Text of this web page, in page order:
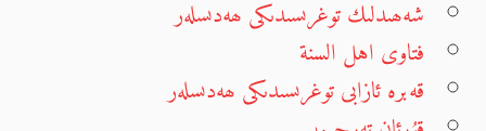
شەھىدلىك توغرىسىدىكى ھەدىسلەر
فتاوى اهل السنة
قەبرە ئازابى توغرىسىدىكى ھەدىسلەر